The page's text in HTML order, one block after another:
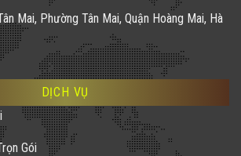
Mai, Phường Tân Mai, Quận Hoàng Mai, Hà
DỊCH VỤ
Gói